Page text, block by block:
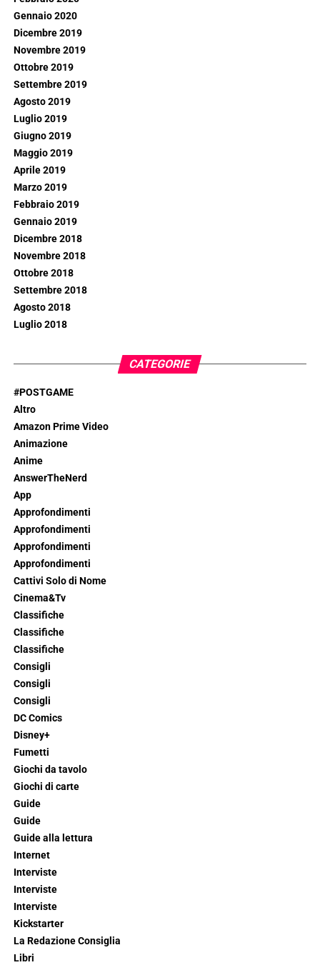
Gennaio 2020
Dicembre 2019
Novembre 2019
Ottobre 2019
Settembre 2019
Agosto 2019
Luglio 2019
Giugno 2019
Maggio 2019
Aprile 2019
Marzo 2019
Febbraio 2019
Gennaio 2019
Dicembre 2018
Novembre 2018
Ottobre 2018
Settembre 2018
Agosto 2018
Luglio 2018
CATEGORIE
#POSTGAME
Altro
Amazon Prime Video
Animazione
Anime
AnswerTheNerd
App
Approfondimenti
Approfondimenti
Approfondimenti
Approfondimenti
Cattivi Solo di Nome
Cinema&Tv
Classifiche
Classifiche
Classifiche
Consigli
Consigli
Consigli
DC Comics
Disney+
Fumetti
Giochi da tavolo
Giochi di carte
Guide
Guide
Guide alla lettura
Internet
Interviste
Interviste
Interviste
Kickstarter
La Redazione Consiglia
Libri